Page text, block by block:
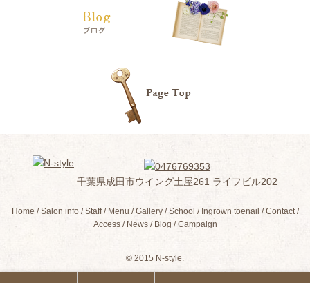
千葉県成田市ウイング土屋261 ライフビル202
Home Salon info Staff Menu Gallery School Ingrown toenail
Contact
Access
News Blog Campaign
© 2015 N-style.